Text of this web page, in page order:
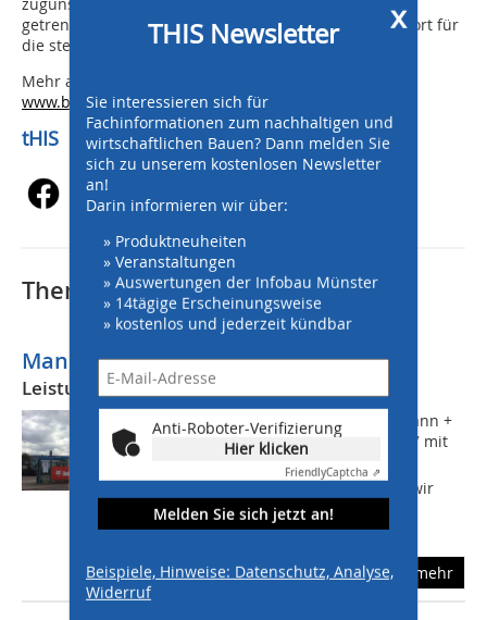
zugunsten einer stärkeren Spezialisierung inhaltlich
getrennt. Dies hat vor allem den bestmöglichen Support für
die stetig wachsende Schar der Händler zur Folge.
Mehr auch hier unter
www.bobcat.eu
tHIS
x
THIS Newsletter
Sie interessieren sich für
Fachinformationen zum nachhaltigen und
wirtschaftlichen Bauen? Dann melden Sie
sich zu unserem kostenlosen Newsletter
an!
Darin informieren wir über:
» Produktneuheiten
» Veranstaltungen
» Auswertungen der Infobau Münster
» 14tägige Erscheinungsweise
» kostenlos und jederzeit kündbar
Anti-Roboter-Verifizierung
Hier klicken
FriendlyCaptcha ⇗
Melden Sie sich jetzt an!
Beispiele, Hinweise: Datenschutz, Analyse,
Widerruf
Thematisch passende Artikel:
Mann + Magar neuer Bobcat-Händler
Leistungsstarke Kompaktmaschinen
Elmar Steuer, Geschäftsführer von Mann +
Magar: Nachdem wir bereits seit 2007 mit
den Doosan Maschinen sehr gute
Erfahrungen gemacht haben, haben wir
uns entschlossen, auch bei den
kompakten...
mehr